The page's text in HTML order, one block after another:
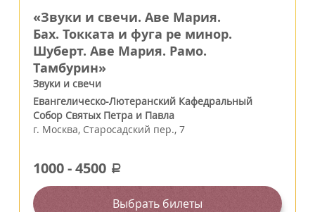
«Звуки и свечи. Аве Мария.
Бах. Токката и фуга ре минор.
Шуберт. Аве Мария. Рамо.
Тамбурин»
Звуки и свечи
Евангелическо-Лютеранский Кафедральный
Собор Святых Петра и Павла
г. Москва, Старосадский пер., 7
1000-4500 a
Выбрать билеты